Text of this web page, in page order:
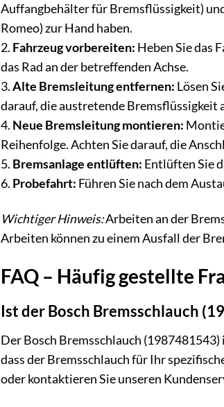
Auffangbehälter für Bremsflüssigkeit)
Romeo) zur Hand haben.
2. Fahrzeug vorbereiten: Heben Sie das
das Rad an der betreffenden Achse.
3.Alte Bremsleitung entfernen: Lösen
darauf, die austretende Bremsflüssigkeit
4. Neue Bremsleitung montieren:
Reihenfolge. Achten Sie darauf, die
5. Bremsanlage entlüften: Entlüften Sie
6. Probefahrt: Führen Sie nach dem
Wichtiger Hinweis:Arbeiten an der
Arbeiten können zu einem Ausfall der
FAQ – Häufig gestellte
Ist der Bosch Bremsschlauch
Der Bosch Bremsschlauch
dass der Bremsschlauch für Ihr
oder kontaktieren Sie unseren